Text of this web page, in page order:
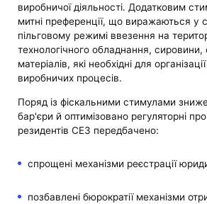
виробничої діяльності. Додатковим
митні преференції, що виражаються у
пільговому режимі ввезення на
технологічного обладнання, сировини,
матеріалів, які необхідні для
виробничих процесів.
Поряд із фіскальними стимулами
бар'єри й оптимізовано регуляторні
резидентів СЕЗ передбачено:
спрощені механізми реєстрації
позбавлені бюрократії механізми